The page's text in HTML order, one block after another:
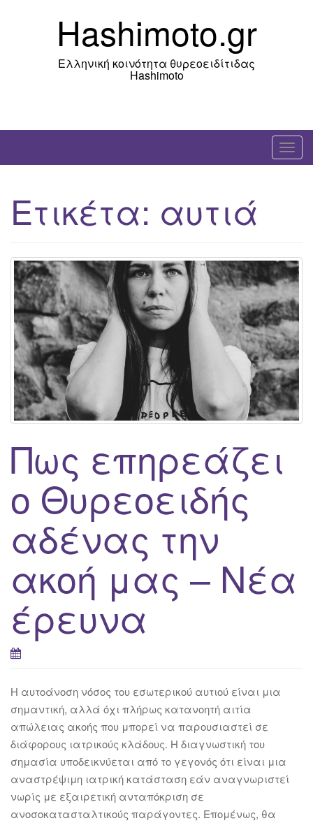
Hashimoto.gr
Ελληνική κοινότητα θυρεοειδίτιδας
Hashimoto
T
o
n
a
v
i
g
a
t
i
o
n
Ετικέτα: αυτιά
Πως επηρεάζει
ο Θυρεοειδής
αδένας την
ακοή μας – Νέα
έρευνα
Η αυτοάνοση νόσος του εσωτερικού αυτιού είναι μια
σημαντική, αλλά όχι πλήρως κατανοητή αιτία
απώλειας ακοής που μπορεί να παρουσιαστεί σε
διάφορους ιατρικούς κλάδους. Η διαγνωστική του
σημασία υποδεικνύεται από το γεγονός ότι είναι μια
αναστρέψιμη ιατρική κατάσταση εάν αναγνωριστεί
νωρίς με εξαιρετική ανταπόκριση σε
ανοσοκατασταλτικούς παράγοντες. Επομένως, θα